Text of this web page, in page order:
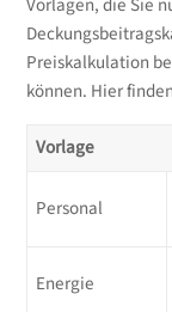
Vorlagen, die Sie
Preiskalkulation
können. Hier
Vorlage
Personal
Energie